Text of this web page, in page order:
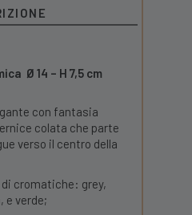
Ø 14 – H 7,5 cm
con fantasia
colata che parte
verso il centro della
cromatiche: grey,
e verde;